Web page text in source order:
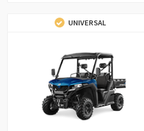
UNIVERSAL